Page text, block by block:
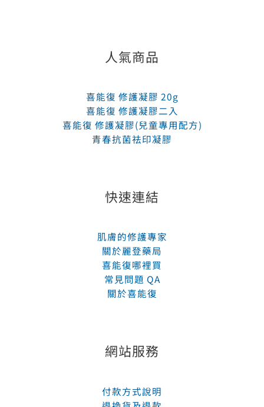
人氣商品
喜能復 修護凝膠 20g
喜能復 修護凝膠二入
喜能復 修護凝膠(兒童專用配方)
青春抗菌祛印凝膠
快速連結
肌膚的修護專家
關於麗登藥局
喜能復哪裡買
常見問題 QA
關於喜能復
網站服務
付款方式說明